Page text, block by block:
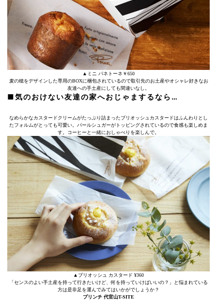
▲ミニ パネトーネ￥650
麦の穂をデザインした専用のBOXに梱包されているので取引先のお土産やオシャレ好きなお
友達への手土産にしても間違いなし。
■気のおけない友達の家へおじゃまするなら…
なめらかなカスタードクリームがたっぷり詰まったブリオッシュカスタードはふんわりとし
たフォルムがとっても可愛い。パールシュガーがトッピングされているので食感も楽しめま
す。コーヒーと一緒におしゃべりを楽しんで。
▲ブリオッシュ カスタード ¥360
「センスのよい手土産を持って行きたいけど、何を持っていけばいいの？」と悩まれている
方は是非足を運んでみてはいかがでしょうか？
プリンチ 代官山T-SITE